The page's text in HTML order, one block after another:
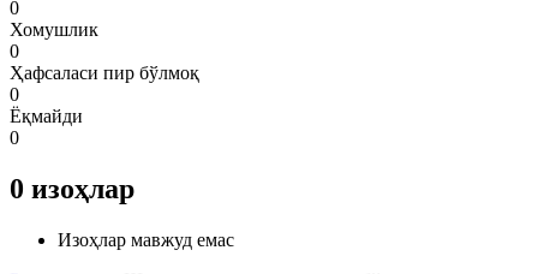
0
Хомушлик
0
Ҳафсаласи пир бўлмоқ
0
Ёқмайди
0
0 изоҳлар
Изоҳлар мавжуд емас